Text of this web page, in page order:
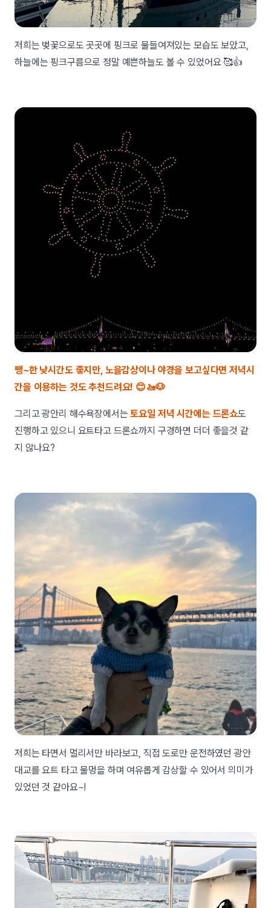
저희는 벚꽃으로도 곳곳에 핑크로 물들여져있는 모습도 보았고,
하늘에는 핑크구름으로 정말 예쁜하늘도 볼 수 있었어요 🥰👍
쨍~한 낮시간도 좋지만, 노을감상이나 야경을 보고싶다면 저녁시
간을 이용하는 것도 추천드려요! 😊🚤🐶
그리고 광안리 해수욕장에서는토요일 저녁 시간에는 드론쇼도
진행하고 있으니 요트타고 드론쇼까지 구경하면 더더 좋을것 같
지 않나요?
저희는 타면서 멀리서만 바라보고, 직접 도로만 운전하였던 광안
대교를 요트 타고 물멍을 하며 여유롭게 감상할 수 있어서 의미가
있었던 것 같아요~!